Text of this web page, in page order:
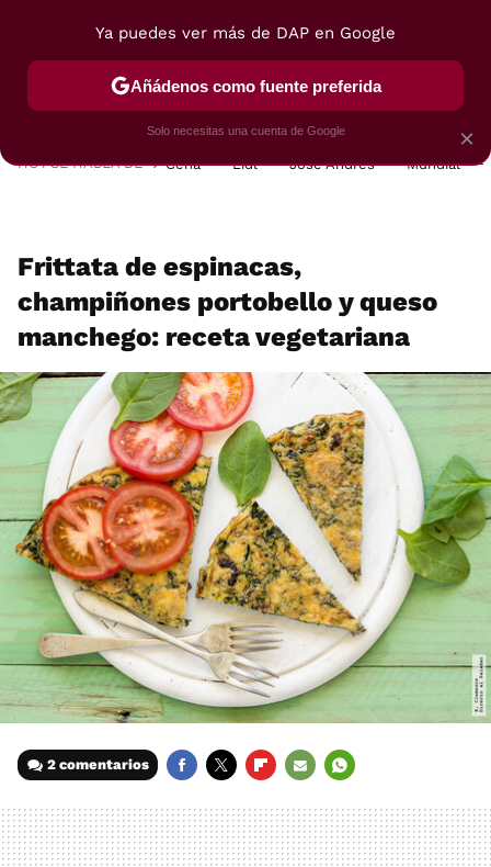
POSTRES VIAJES SELECCIÓN VEGUI
HOY SE HABLA DE Cena Lidl José Andrés Mundial
Frittata de espinacas,
champiñones portobello y queso
manchego: receta vegetariana
2 comentarios
MAIL
×
Ya puedes ver más de DAP en Google
Añádenos como fuente preferida
Solo necesitas una cuenta de Google